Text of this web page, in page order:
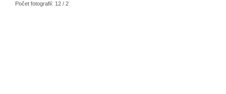
Počet fotografií: 12 / 2